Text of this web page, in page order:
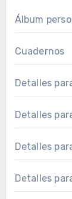
Álbum
Cuadernos
Detalles
Detalles
Detalles
Detalles